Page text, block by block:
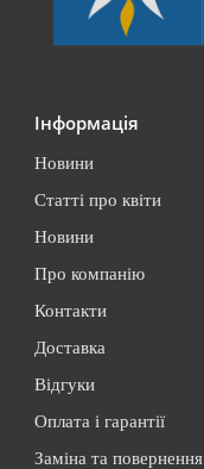
Інформація
Новини
Статті про квіти
Новини
Про компанію
Контакти
Доставка
Відгуки
Оплата і гарантії
Заміна та повернення